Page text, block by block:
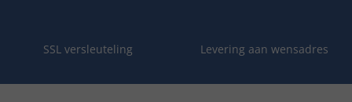
SSL versleuteling Levering aan wensadres